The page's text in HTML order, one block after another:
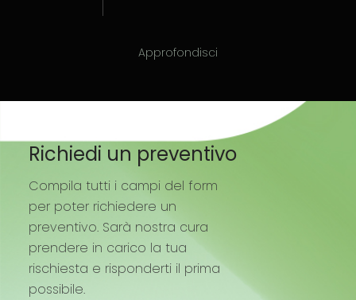
Approfondisci
Richiedi un preventivo
Compila tutti i campi del form
per poter richiedere un
preventivo. Sarà nostra cura
prendere in carico la tua
rischiesta e risponderti il prima
possibile.